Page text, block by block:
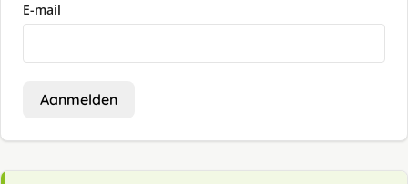
E-mail
Aanmelden